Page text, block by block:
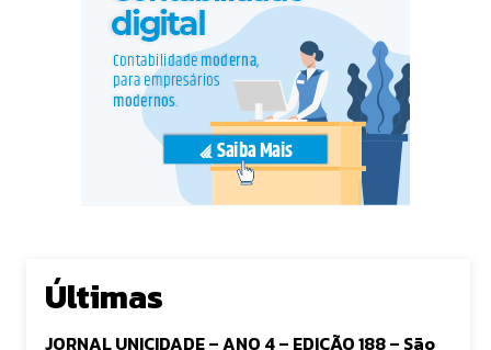
Últimas
JORNAL UNICIDADE – ANO 4 – EDIÇÃO 188 – São